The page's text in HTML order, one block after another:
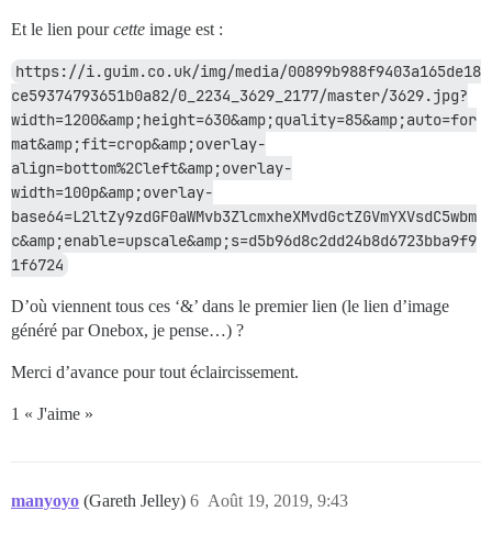
Et le lien pourcette image est :
https://i.guim.co.uk/img/media/00899b988f9403a165de18
ce59374793651b0a82/0_2234_3629_2177/master/3629.jpg?
width=1200&amp;height=630&amp;quality=85&amp;auto=for
mat&amp;fit=crop&amp;overlay-
align=bottom%2Cleft&amp;overlay-
width=100p&amp;overlay-
base64=L2ltZy9zdGF0aWMvb3ZlcmxheXMvdGctZGVmYXVsdC5wbm
c&amp;enable=upscale&amp;s=d5b96d8c2dd24b8d6723bba9f9
1f6724
D’où viennent tous ces ‘&’ dans le premier lien (le lien d’image
généré par Onebox, je pense…) ?
Merci d’avance pour tout éclaircissement.
1 « J'aime »
manyoyo (Gareth Jelley) Août 19, 2019, 9:43
6